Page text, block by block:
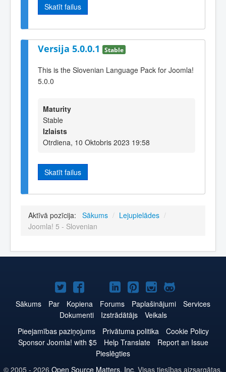
Skatīt failus
Versija 5.0.0.1 Stable
This is the Slovenian Language Pack for Joomla!
5.0.0
Maturity
Stable
Izlaists
Otrdiena, 10 Oktobris 2023 19:58
Skatīt failus
Aktīvā pozīcija: Sākums / Lejupielādes /
Joomla! 5 - Slovenian
Joomla!
Twitter
Joomla!
Facebook
Joomla!
YouTube
Joomla!
LinkedIn
Joomla!
Pinterest
Joomla!
Instagram
Joomla!
GitHub
Sākums Par Kopiena Forums Paplašinājumi
Services
Dokumenti
Izstrādātājs
Veikals
Pieejamības paziņojums
Privātuma politika
Cookie Policy
Sponsor Joomla! with $5
Help Translate
Report an Issue
Pieslēgties
© 2005 - 2026 Open Source Matters, Inc. Visas tiesības aizsargātas.